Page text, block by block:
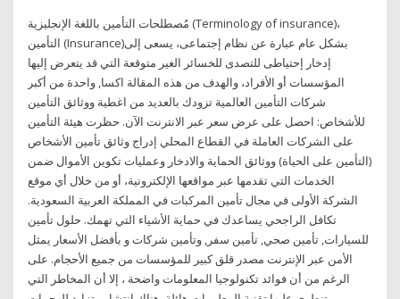
مُصطلحات التأمين باللغة الإنجليزية (Terminology of insurance)،
التأمين (Insurance)بشكل عام عبارة عن نظام إجتماعى، يسعى إلى
إدخار إحتياطى للتصدى للخسائر الغير متوقعة التي قد يتعرض إليها
المؤسسات أو الأفراد، والهدف من هذه المقالة اكسا, واحدة من أكبر
شركات التأمين العالمية تزودك بالعديد من اغطية ووثائق التأمين
للأشخاص: احصل على عرض سعر عبر الانترنت الآن. حظرت هيئة التأمين
على الشركات العاملة في القطاع المحلي إدراج وثائق تأمين الأشخاص
(التأمين على الحياة) ووثائق الحماية والادخار وعمليات تكوين الأموال ضمن
الخدمات التي تقدمها عبر مواقعها الإلكترونية، أو من خلال أي موقع
الشركة الأولى في مجال تأمين المركبات في المملكة العربية السعودية.
تكافل الراجحي يساعدك في حماية الأشياء التي تهمك. حلول تأمين
للسيارات, تأمين صحي, تأمين سفر, وتأمين شركات و بأفضل الأسعار يمثل
الأمن عبر الإنترنت مصدر قلق كبير للمؤسسات من جميع الأحجام. على
الرغم من أن فوائد تكنولوجيا المعلومات واضحة ، إلا أن المخاطر التي